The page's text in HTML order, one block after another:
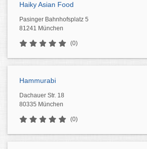
Haiky Asian Food
Pasinger Bahnhofsplatz 5
81241 München
(0)
Hammurabi
Dachauer Str. 18
80335 München
(0)